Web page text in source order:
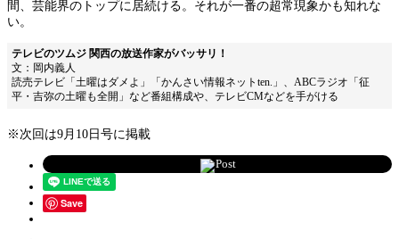
間、芸能界のトップに居続ける。それが一番の超常現象かも知れな
い。
テレビのツムジ 関西の放送作家がバッサリ！
文：岡内義人
読売テレビ「土曜はダメよ」「かんさい情報ネットten.」、ABCラジオ「征
平・吉弥の土曜も全開」など番組構成や、テレビCMなどを手がける
※次回は9月10日号に掲載
Post
Save